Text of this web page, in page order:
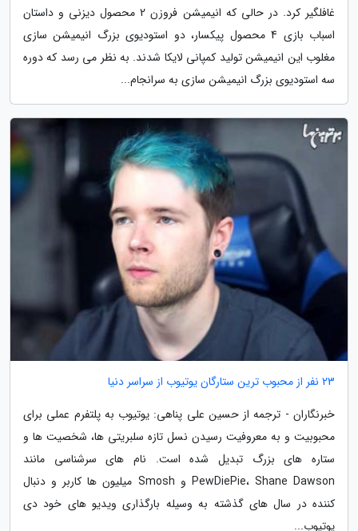
غافلگیر کرد. در حالی که انیمیشن فروزن 2 محصول دیزنی و داستان
اسباب بازی 4 محصول پیکسار، دو استودیوی بزرگ انیمیشن سازی
مغلوب این انیمیشن تولید کمپانی لایکا شدند. به نظر می رسد که دوره
سه استودیوی بزرگ انیمیشن سازی به سرانجام...
23 نفر از محبوب ترین ستارگان یوتیوب از سراسر دنیا
خبرنگاران - ترجمه از حسین علی پناهی: یوتیوب به پلتفرم عملی برای
محبوبیت و به معروفیت رسیدن نسل تازه سلبریتی ها، شخصیت ها و
ستاره های بزرگ تبدیل شده است. نام های سرشناسی مانند
PewDiePie، Shane Dawson و Smosh میلیون ها کاربر و دنبال
کننده در سال های گذشته به وسیله بارگذاری ویدیو های خود دی
یوتیوب...